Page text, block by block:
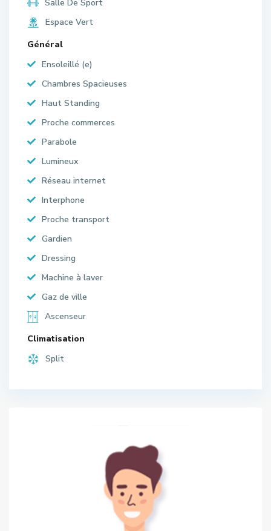
Salle De Sport
Espace Vert
Général
Ensoleillé (e)
Chambres Spacieuses
Haut Standing
Proche commerces
Parabole
Lumineux
Réseau internet
Interphone
Proche transport
Gardien
Dressing
Machine à laver
Gaz de ville
Ascenseur
Climatisation
Split